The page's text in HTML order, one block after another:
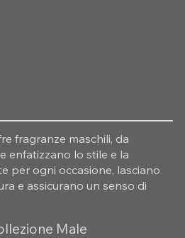
fragranze maschili, da
enfatizzano lo stile e la
per ogni occasione, lasciano
e assicurano un senso di
Male